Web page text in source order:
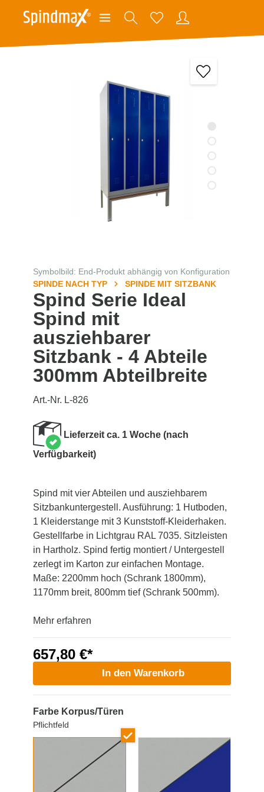
Symbolbild: End-Produkt abhängig von Konfiguration
SPINDE NACH TYP
SPINDE MIT SITZBANK
Spind Serie Ideal
Spind mit
ausziehbarer
Sitzbank - 4 Abteile
300mm Abteilbreite
Art.-Nr. L-826
Lieferzeit ca. 1 Woche (nach
Verfügbarkeit)
Spind mit vier Abteilen und ausziehbarem
Sitzbankuntergestell. Ausführung: 1 Hutboden,
1 Kleiderstange mit 3 Kunststoff-Kleiderhaken.
Gestellfarbe in Lichtgrau RAL 7035. Sitzleisten
in Hartholz. Spind fertig montiert / Untergestell
zerlegt im Karton zur einfachen Montage.
Maße: 2200mm hoch (Schrank 1800mm),
1170mm breit, 800mm tief (Schrank 500mm).
Mehr erfahren
657,80 €*
In den Warenkorb
Farbe Korpus/Türen
Pflichtfeld